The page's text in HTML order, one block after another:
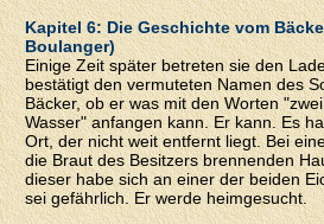
Kapitel 6: Die Geschichte vom
Boulanger)
Einige Zeit später betreten sie den
bestätigt den vermuteten Namen des
Bäcker, ob er was mit den Worten
Wasser" anfangen kann. Er kann. Es
Ort, der nicht weit entfernt liegt. Bei
die Braut des Besitzers brennenden
dieser habe sich an einer der beiden
sei gefährlich. Er werde heimgesucht.